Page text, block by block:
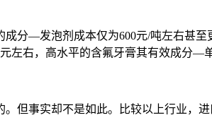
分―发泡剂成本仅为600元/吨左右甚至
左右，高水平的含氟牙膏其有效成分―
但事实却不是如此。比较以上行业，